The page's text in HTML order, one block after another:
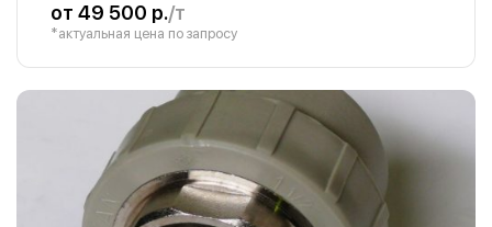
от 49 500 р./т
*актуальная цена по запросу